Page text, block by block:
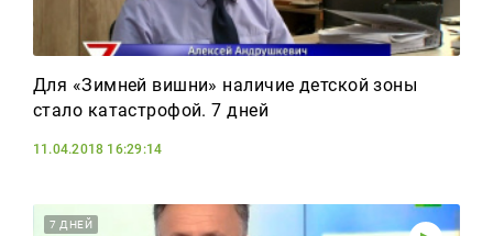
Для «Зимней вишни» наличие детской зоны
стало катастрофой. 7 дней
11.04.2018 16:29:14
7 ДНЕЙ